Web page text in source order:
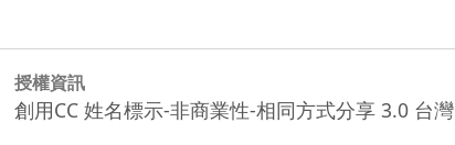
授權資訊
創用CC 姓名標示-非商業性-相同方式分享 3.0 台灣